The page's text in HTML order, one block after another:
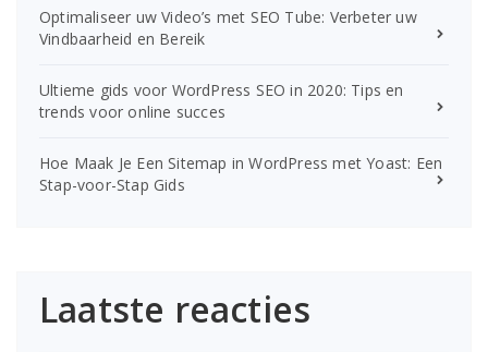
Optimaliseer uw Video’s met SEO Tube: Verbeter uw
Vindbaarheid en Bereik
Ultieme gids voor WordPress SEO in 2020: Tips en
trends voor online succes
Hoe Maak Je Een Sitemap in WordPress met Yoast: Een
Stap-voor-Stap Gids
Laatste reacties